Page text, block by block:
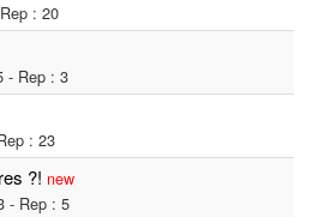
: 20
- Rep : 3
: 23
?! new
- Rep : 5